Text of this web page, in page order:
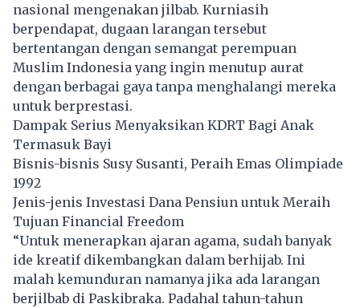
nasional mengenakan jilbab. Kurniasih
berpendapat, dugaan larangan tersebut
bertentangan dengan semangat perempuan
Muslim Indonesia yang ingin menutup aurat
dengan berbagai gaya tanpa menghalangi mereka
untuk berprestasi.
Dampak Serius Menyaksikan KDRT Bagi Anak
Termasuk Bayi
Bisnis-bisnis Susy Susanti, Peraih Emas Olimpiade
1992
Jenis-jenis Investasi Dana Pensiun untuk Meraih
Tujuan Financial Freedom
“Untuk menerapkan ajaran agama, sudah banyak
ide kreatif dikembangkan dalam berhijab. Ini
malah kemunduran namanya jika ada larangan
berjilbab di Paskibraka. Padahal tahun-tahun